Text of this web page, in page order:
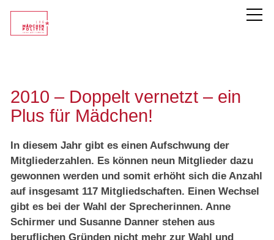
Unsere Mitglieder
Themen
Service
2010 – Doppelt vernetzt – ein
Plus für Mädchen!
In diesem Jahr gibt es einen Aufschwung der
Mitgliederzahlen. Es können neun Mitglieder dazu
gewonnen werden und somit erhöht sich die Anzahl
auf insgesamt 117 Mitgliedschaften. Einen Wechsel
gibt es bei der Wahl der Sprecherinnen. Anne
Schirmer und Susanne Danner stehen aus
beruflichen Gründen nicht mehr zur Wahl und